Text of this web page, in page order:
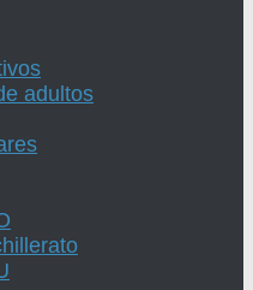
adultos